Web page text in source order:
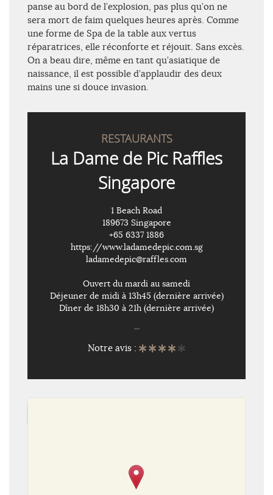
panse au bord de l’explosion, pas plus qu’on ne
sera mort de faim quelques heures après. Comme
une forme de Spa de la table aux vertus
réparatrices, elle réconforte et réjouit. Sans excès.
On a beau dire, même en tant qu’asiatique de
naissance, il est possible d’applaudir des deux
mains une si douce invasion.
RESTAURANTS
La Dame de Pic Raffles
Singapore
1 Beach Road
189673 Singapore
+65 6337 1886
https://www.ladamedepic.com.sg
ladamedepic@raffles.com
Ouvert du mardi au samedi
Déjeuner de midi à 13h45 (dernière arrivée)
Dîner de 18h30 à 21h (dernière arrivée)
...
Notre avis :